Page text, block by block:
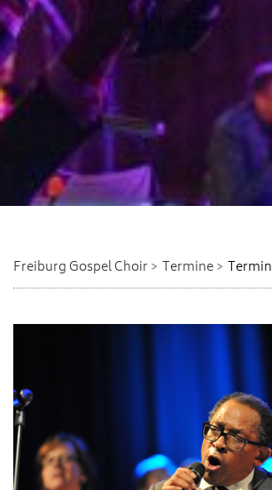
Freiburg Gospel Choir Termine Termin